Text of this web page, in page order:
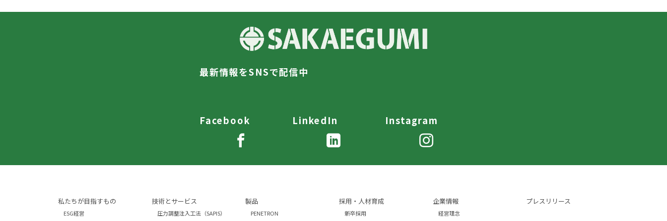
最新情報をSNSで配信中
Facebook LinkedIn Instagram
私たちが目指すもの
ESG経営
技術とサービス
圧力調整注入工法（SAPIS）
製品
PENETRON
採用・人材育成
新卒採用
企業情報
経営理念
プレスリリース